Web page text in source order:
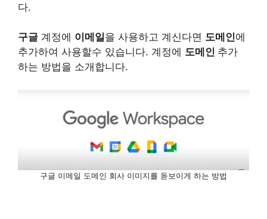
다.
구글 계정에 이메일을 사용하고 계신다면 도메인에
추가하여 사용할수 있습니다. 계정에 도메인 추가
하는 방법을 소개합니다.
구글 이메일 도메인 회사 이미지를 돋보이게 하는 방법